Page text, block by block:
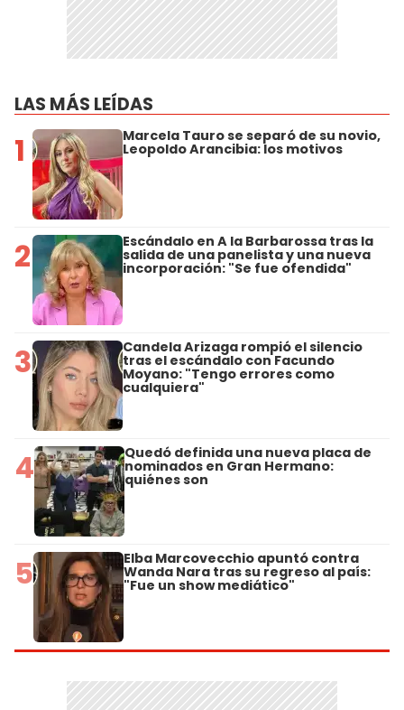
LAS MÁS LEÍDAS
1 Marcela Tauro se separó de su novio,
Leopoldo Arancibia: los motivos
2 Escándalo en A la Barbarossa tras la
salida de una panelista y una nueva
incorporación: "Se fue ofendida"
3 Candela Arizaga rompió el silencio
tras el escándalo con Facundo
Moyano: "Tengo errores como
cualquiera"
4 Quedó definida una nueva placa de
nominados en Gran Hermano:
quiénes son
5 Elba Marcovecchio apuntó contra
Wanda Nara tras su regreso al país:
"Fue un show mediático"